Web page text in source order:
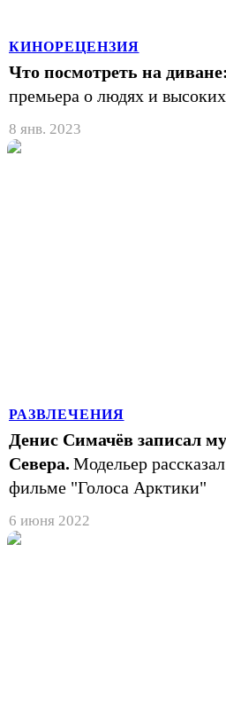
КИНОРЕЦЕНЗИЯ
Что посмотреть на диване:
премьера о людях и
8 янв. 2023
РАЗВЛЕЧЕНИЯ
Денис Симачёв записал
Севера. Модельер
фильме "Голоса Арктики"
6 июня 2022